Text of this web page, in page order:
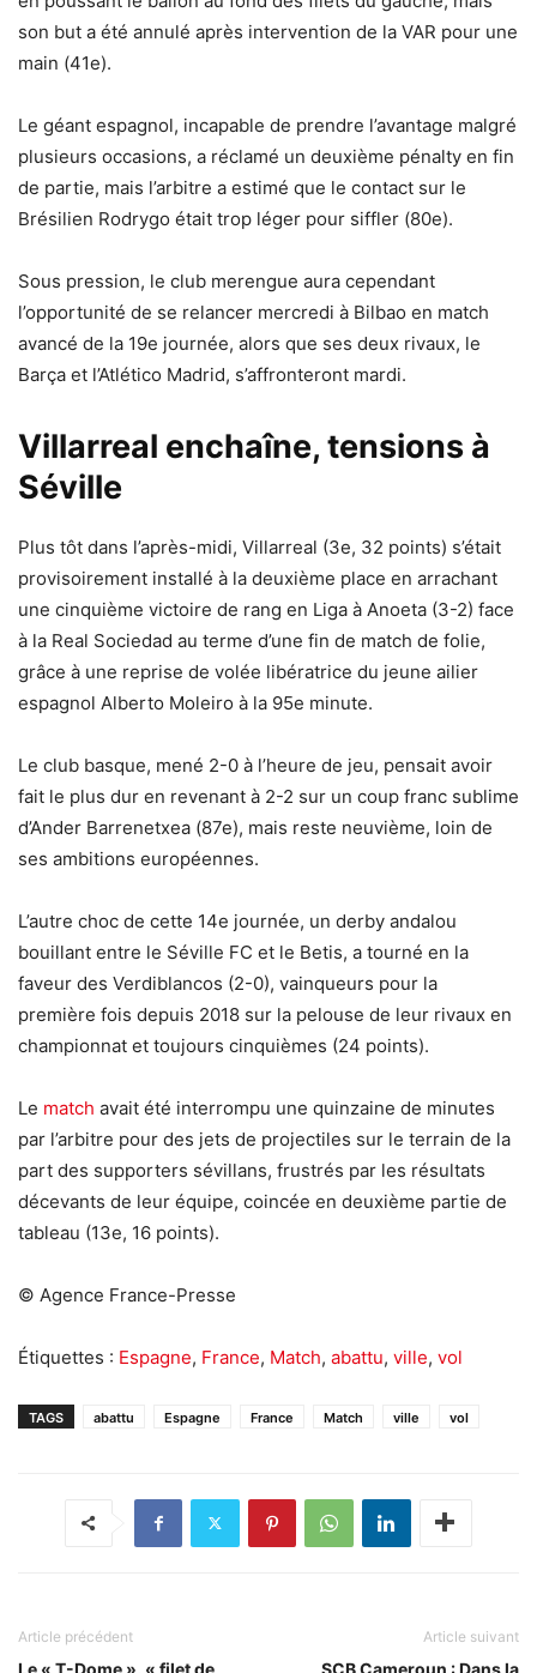
son but a été annulé après intervention de la VAR pour une
main (41e).
Le géant espagnol, incapable de prendre l’avantage malgré
plusieurs occasions, a réclamé un deuxième pénalty en fin
de partie, mais l’arbitre a estimé que le contact sur le
Brésilien Rodrygo était trop léger pour siffler (80e).
Sous pression, le club merengue aura cependant
l’opportunité de se relancer mercredi à Bilbao en match
avancé de la 19e journée, alors que ses deux rivaux, le
Barça et l’Atlético Madrid, s’affronteront mardi.
Villarreal enchaîne, tensions à
Séville
Plus tôt dans l’après-midi, Villarreal (3e, 32 points) s’était
provisoirement installé à la deuxième place en arrachant
une cinquième victoire de rang en Liga à Anoeta (3-2) face
à la Real Sociedad au terme d’une fin de match de folie,
grâce à une reprise de volée libératrice du jeune ailier
espagnol Alberto Moleiro à la 95e minute.
Le club basque, mené 2-0 à l’heure de jeu, pensait avoir
fait le plus dur en revenant à 2-2 sur un coup franc sublime
d’Ander Barrenetxea (87e), mais reste neuvième, loin de
ses ambitions européennes.
L’autre choc de cette 14e journée, un derby andalou
bouillant entre le Séville FC et le Betis, a tourné en la
faveur des Verdiblancos (2-0), vainqueurs pour la
première fois depuis 2018 sur la pelouse de leur rivaux en
championnat et toujours cinquièmes (24 points).
Le match avait été interrompu une quinzaine de minutes
par l’arbitre pour des jets de projectiles sur le terrain de la
part des supporters sévillans, frustrés par les résultats
décevants de leur équipe, coincée en deuxième partie de
tableau (13e, 16 points).
© Agence France-Presse
Étiquettes : Espagne, France, Match, abattu, ville, vol
TAGS abattu Espagne France Match ville vol
Article précédent
Le « T-Dome », « filet de
Article suivant
SCB Cameroun : Dans la